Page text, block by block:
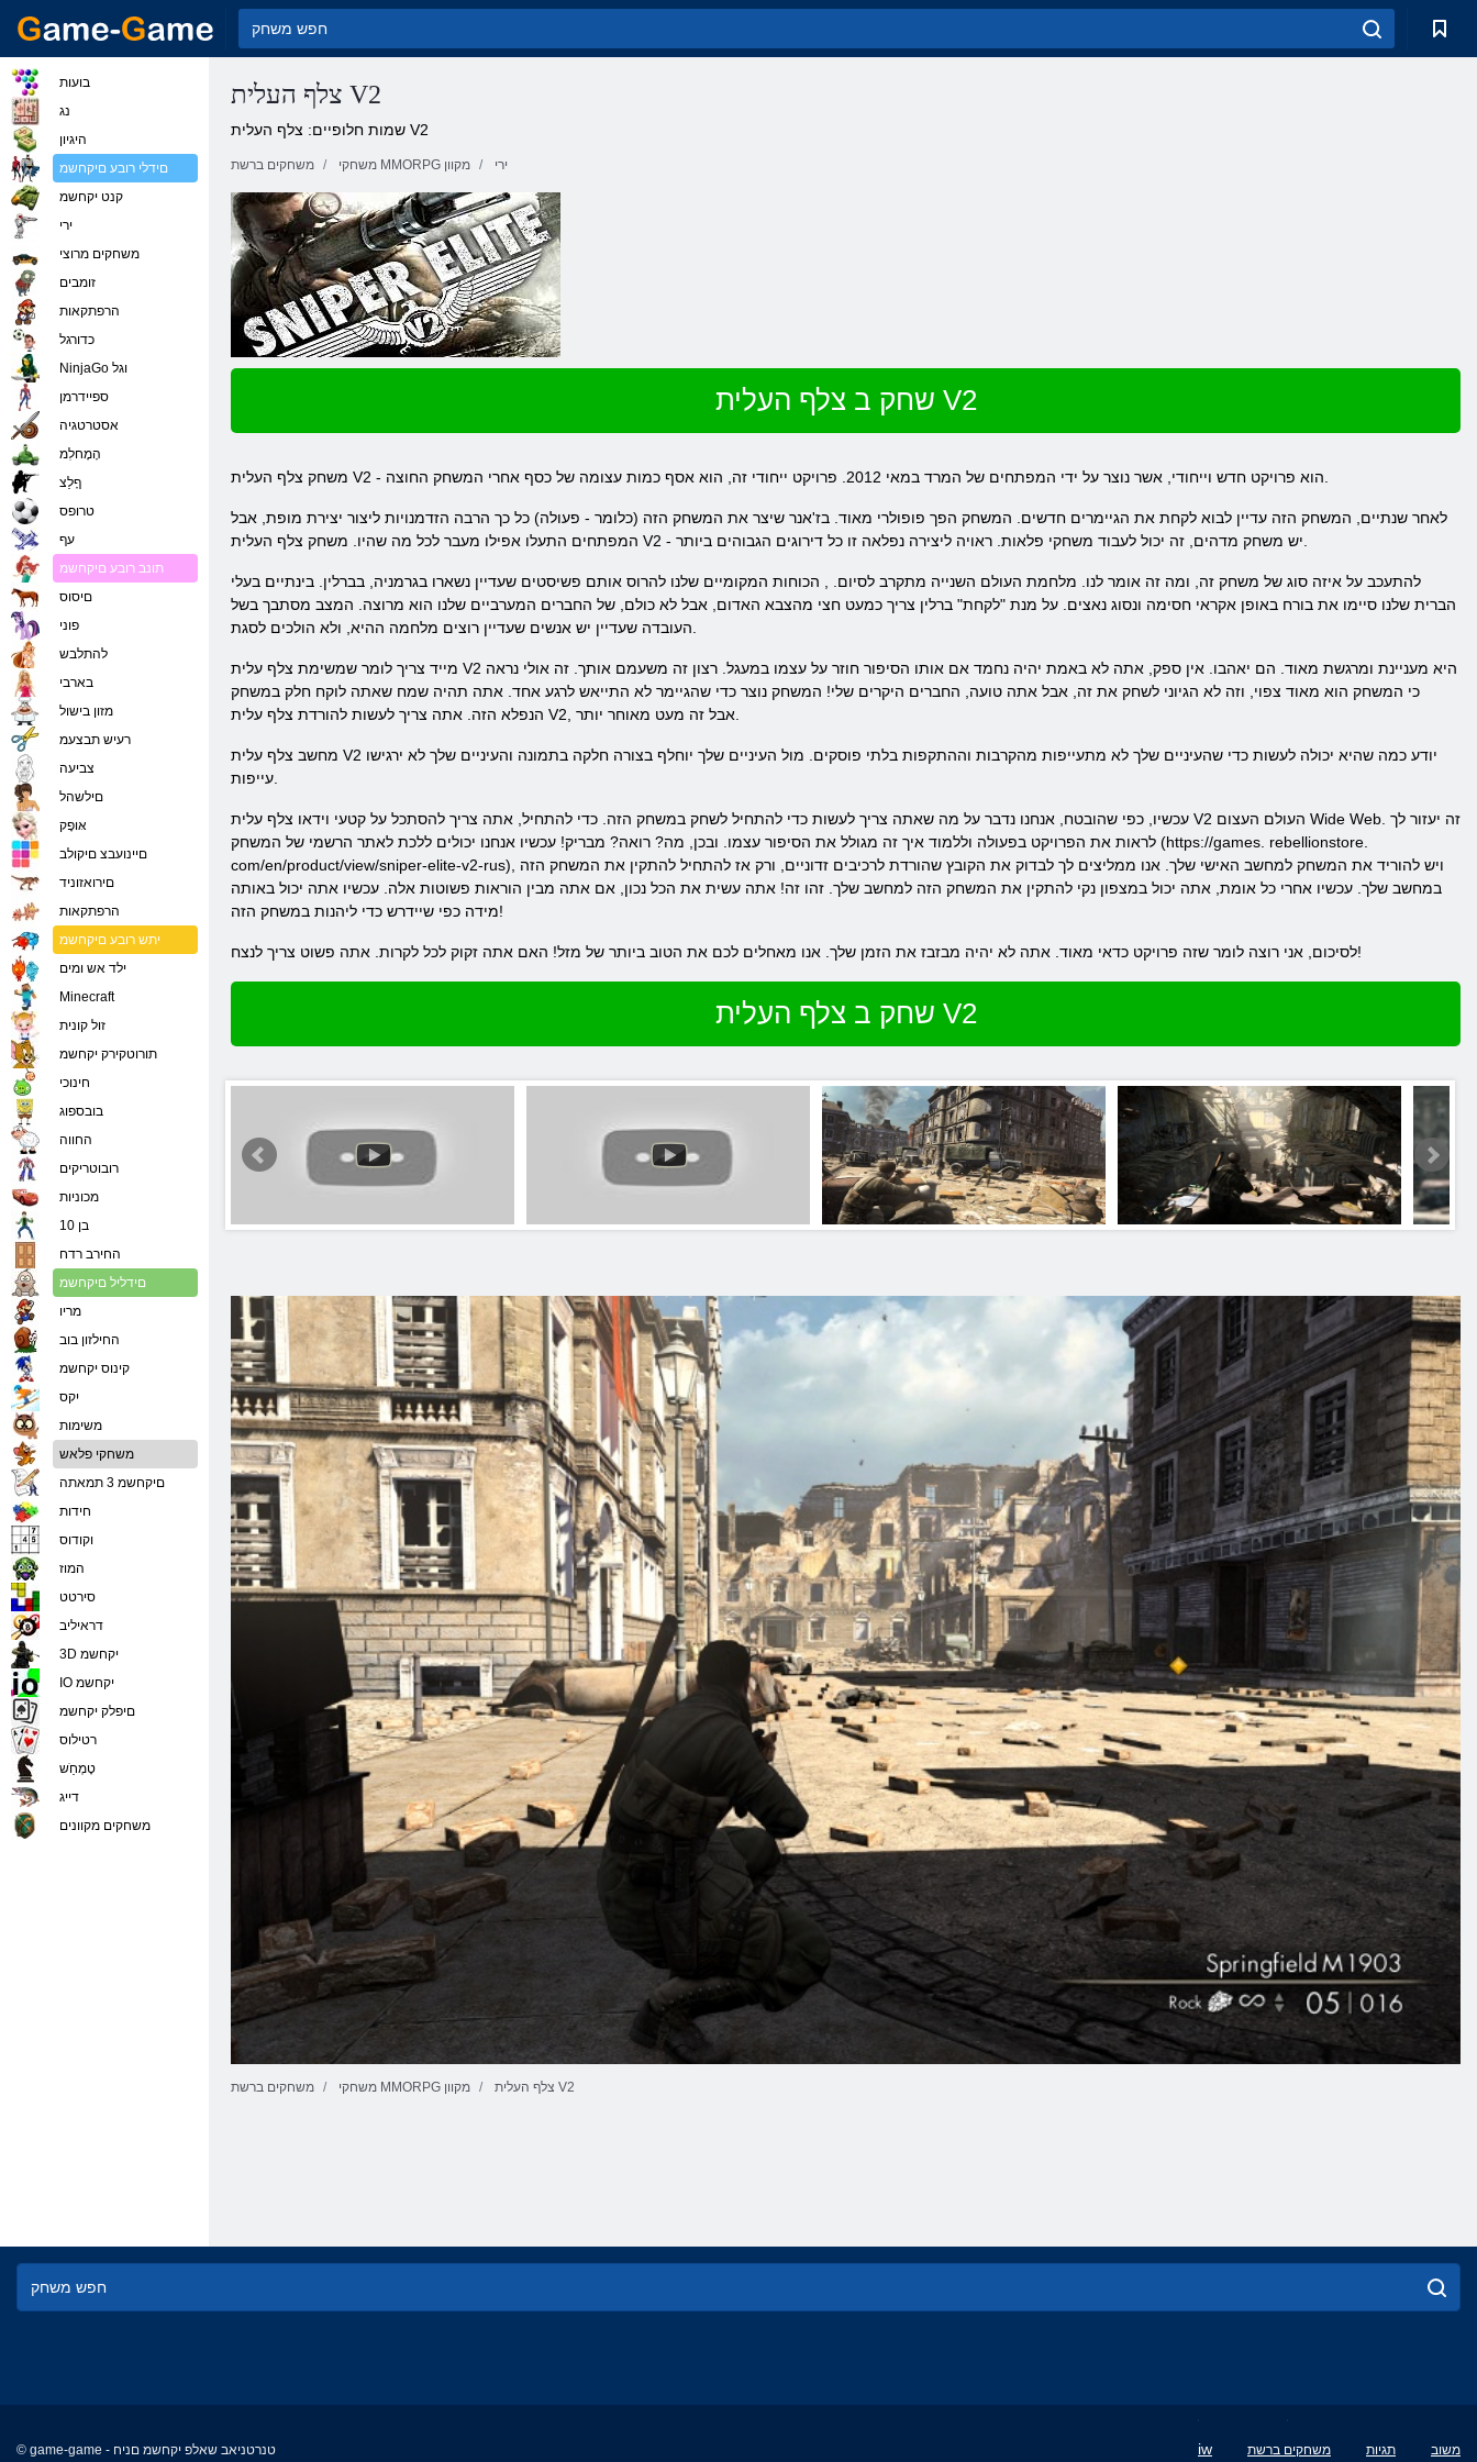
צלף העלית V2
שמות חלופיים: צלף העלית V2
משחקים ברשת משחקי MMORPG מקוון ירי
שחק ב צלף העלית V2
לאחר שנתיים, המשחק הזה עדיין לבוא לקחת את הגיימרים חדשים. המשחק הפך פופולרי מאוד. בז'אנר שיצר את המשחק הזה (כלומר - פעולה) כל כך הרבה הזדמנויות ליצור יצירת מופת, אבל
להתעכב על איזה סוג של משחק זה, ומה זה אומר לנו. מלחמת העולם השנייה מתקרב לסיום. , הכוחות המקומיים שלנו להרוס אותם פשיסטים שעדיין נשארו בגרמניה, בברלין. בינתיים בעלי
הברית שלנו סיימו את בורח באופן אקראי חסימה ונסוג נאצים. על מנת "לקחת" ברלין צריך כמעט חצי מהצבא האדום, אבל לא כולם, של החברים המערביים שלנו הוא מרוצה. המצב מסתבך בשל
מייד צריך לומר שמשימת צלף עלית V2 היא מעניינת ומרגשת מאוד. הם יאהבו. אין ספק, אתה לא באמת יהיה נחמד אם אותו הסיפור חוזר על עצמו במעגל. רצון זה משעמם אותך. זה אולי נראה
כי המשחק הוא מאוד צפוי, וזה לא הגיוני לשחק את זה, אבל אתה טועה, החברים היקרים שלי! המשחק נוצר כדי שהגיימר לא התייאש לרגע אחד. אתה תהיה שמח שאתה לוקח חלק במשחק
מחשב צלף עלית V2 יודע כמה שהיא יכולה לעשות כדי שהעיניים שלך לא מתעייפות מהקרבות וההתקפות בלתי פוסקים. מול העיניים שלך יוחלף בצורה חלקה בתמונה והעיניים שלך לא ירגישו
עכשיו, כפי שהובטח, אנחנו נדבר על מה שאתה צריך לעשות כדי להתחיל לשחק במשחק הזה. כדי להתחיל, אתה צריך להסתכל על קטעי וידאו צלף עלית V2 העולם העצום Wide Web. זה יעזור לך
לראות את הפרויקט בפעולה וללמוד איך זה מגולל את הסיפור עצמו. ובכן, מה? רואה? מבריק! עכשיו אנחנו יכולים ללכת לאתר הרשמי של המשחק (https://games. rebellionstore.
com/en/product/view/sniper-elite-v2-rus), ויש להוריד את המשחק למחשב האישי שלך. אנו ממליצים לך לבדוק את הקובץ שהורדת לרכיבים זדוניים, ורק אז להתחיל להתקין את המשחק הזה
במחשב שלך. עכשיו אחרי כל אומת, אתה יכול במצפון נקי להתקין את המשחק הזה למחשב שלך. זהו זה! אתה עשית את הכל נכון, אם אתה מבין הוראות פשוטות אלה. עכשיו אתה יכול באותה
מידה כפי שיידרש כדי ליהנות במשחק הזה!
לסיכום, אני רוצה לומר שזה פרויקט כדאי מאוד. אתה לא יהיה מבזבז את הזמן שלך. אנו מאחלים לכם את הטוב ביותר של מזל! האם אתה זקוק לכל לקרות. אתה פשוט צריך לנצח!
שחק ב צלף העלית V2
משחקים ברשת משחקי MMORPG מקוון צלף העלית V2
בועות
נג
היגיון
םידלי רובע םיקחשמ
קנט יקחשמ
ירי
משחקים מרוצי
זומבים
הרפתקאות
כדורגל
NinjaGo וגל
ספיידרמן
אסטרטגיה
הָמָחלִמ
ףָלַצ
טרופס
עף
תונב רובע םיקחשמ
םיסוס
פוני
להתלבש
בארבי
מזון בישול
רעיש תבצעמ
צביעה
םילשהל
אּופָק
םיינועבצ םיקולב
םירואזוניד
הרפתקאות
יתש רובע םיקחשמ
ילד אש ומים
Minecraft
זול קונית
תורוטקירק יקחשמ
חינוכי
בובספוג
החווה
רובוטריקים
מכוניות
בן 10
החירב רדח
םידליל םיקחשמ
מריו
החילזון בוב
קינוס יקחשמ
יִקס
משימות
משחקי פלאש
םיקחשמ 3 תמאתה
חידות
וקודוס
המוז
סירטט
דראיליב
3D יקחשמ
IO יקחשמ
םיפלק יקחשמ
רטילוס
טָמְחַׁש
דייג
משחקים מקוונים
© game-game - טנרטניאב שאלפ יקחשמ םניח iw משחקים ברשת תגיות משוב